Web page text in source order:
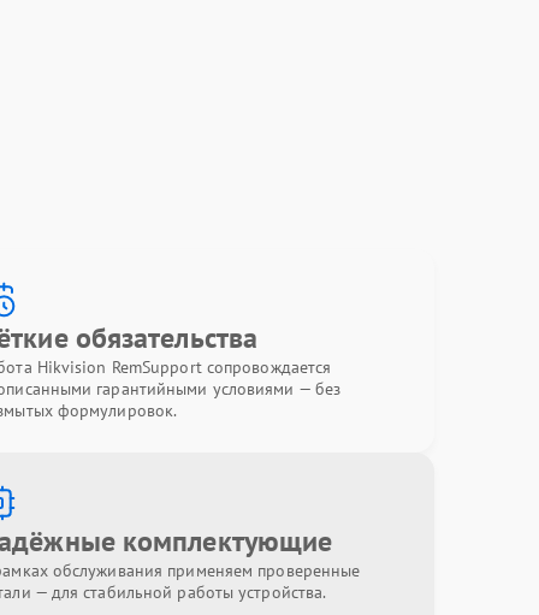
обязательства
Hikvision RemSupport сопровождается
гарантийными условиями — без
формулировок.
комплектующие
обслуживания применяем проверенные
— для стабильной работы устройства.